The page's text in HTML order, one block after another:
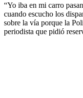
“Yo iba en mi carro
cuando escucho los
sobre la vía porque la
periodista que pidió